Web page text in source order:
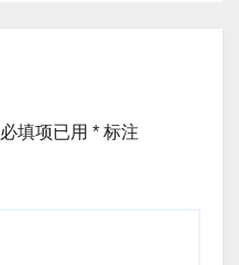
必填项已用 * 标注